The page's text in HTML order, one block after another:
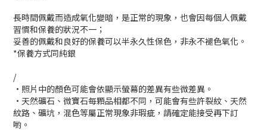
長時間佩戴而造成氧化變暗，是正常的現象，也會因每個人佩戴
習慣和保養的狀況不一；
妥善的佩戴和良好的保養可以半永久性保色，非永不褪色氧化。
*保養方式同純銀
/
•照片中的顏色可能會依顯示螢幕的差異有些微差異。
•天然礦石、微寶石每顆品相都不同，可能會有些許裂紋、天然
紋路、礦坑，混色等屬正常現象非瑕疵，請確定能接受再下訂
喲。